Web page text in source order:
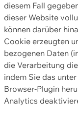
diesem Fall
dieser Website
können darüber
Cookie erzeugten
bezogenen Daten
die Verarbeitung
indem Sie das
Browser-Plugin
Analytics